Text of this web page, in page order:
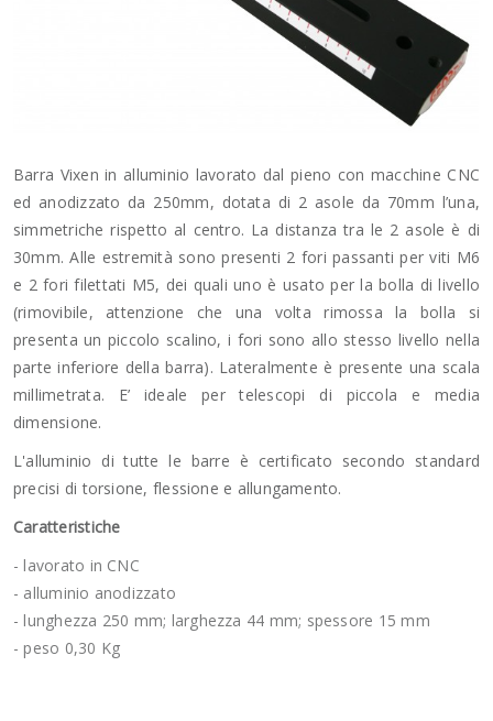
Barra Vixen in alluminio lavorato dal pieno con macchine CNC
ed anodizzato da 250mm, dotata di 2 asole da 70mm l’una,
simmetriche rispetto al centro. La distanza tra le 2 asole è di
30mm. Alle estremità sono presenti 2 fori passanti per viti M6
e 2 fori filettati M5, dei quali uno è usato per la bolla di livello
(rimovibile, attenzione che una volta rimossa la bolla si
presenta un piccolo scalino, i fori sono allo stesso livello nella
parte inferiore della barra). Lateralmente è presente una scala
millimetrata. E’ ideale per telescopi di piccola e media
dimensione.
L'alluminio di tutte le barre è certificato secondo standard
precisi di torsione, flessione e allungamento.
Caratteristiche
- lavorato in CNC
- alluminio anodizzato
- lunghezza 250 mm; larghezza 44 mm; spessore 15 mm
- peso 0,30 Kg